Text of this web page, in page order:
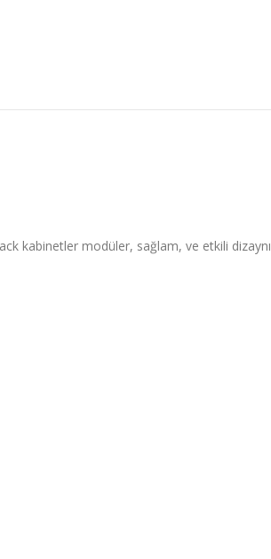
kabinetler modüler, sağlam, ve etkili dizaynı